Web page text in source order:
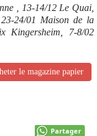
, 13-14/12 Le Quai,
24/01 Maison de la
Kingersheim, 7-8/02
le magazine papier
Partager